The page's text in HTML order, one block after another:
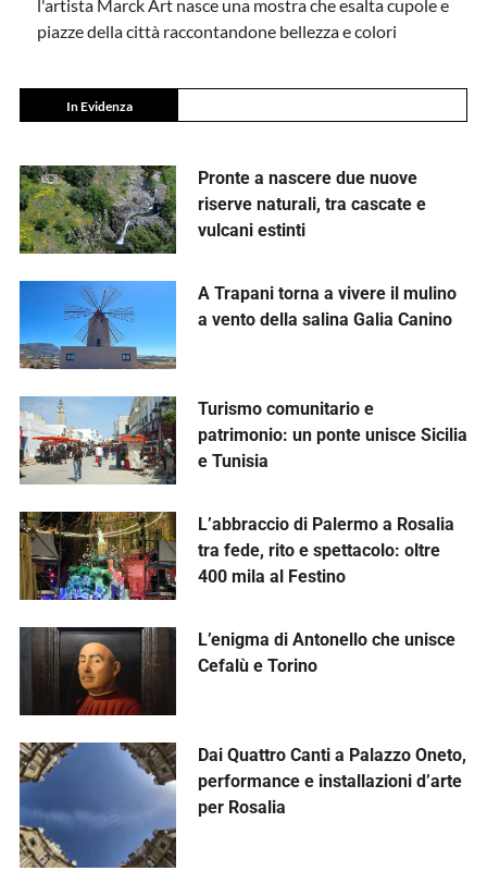
l'artista Marck Art nasce una mostra che esalta cupole e
piazze della città raccontandone bellezza e colori
In Evidenza
Pronte a nascere due nuove
riserve naturali, tra cascate e
vulcani estinti
A Trapani torna a vivere il mulino
a vento della salina Galia Canino
Turismo comunitario e
patrimonio: un ponte unisce Sicilia
e Tunisia
L’abbraccio di Palermo a Rosalia
tra fede, rito e spettacolo: oltre
400 mila al Festino
L’enigma di Antonello che unisce
Cefalù e Torino
Dai Quattro Canti a Palazzo Oneto,
performance e installazioni d’arte
per Rosalia